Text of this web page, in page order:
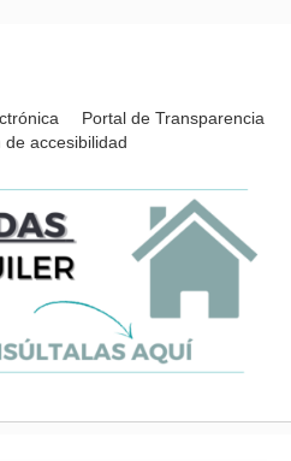
Portal de Transparencia
de accesibilidad